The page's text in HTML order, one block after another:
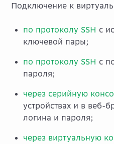
Подключение к
по протоколу SSH с
ключевой пары;
по протоколу SSH с
пароля;
через серийную
устройствах и в веб-
логина и пароля;
через виртуальную